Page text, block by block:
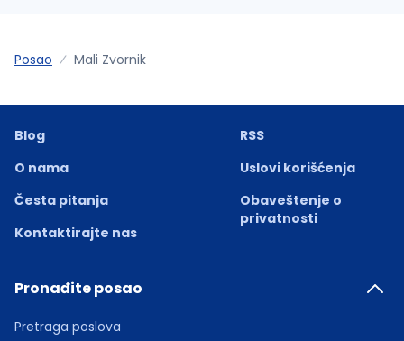
Posao Mali Zvornik
Blog
O nama
Česta pitanja
Kontaktirajte nas
RSS
Uslovi korišćenja
Obaveštenje o
privatnosti
Pronađite posao
Pretraga poslova